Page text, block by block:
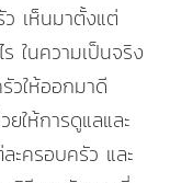
ว เห็นมาตั้งแต่
ในความเป็นจริง
วให้ออกมาดี
ให้การดูแลและ
ะครอบครัว และ